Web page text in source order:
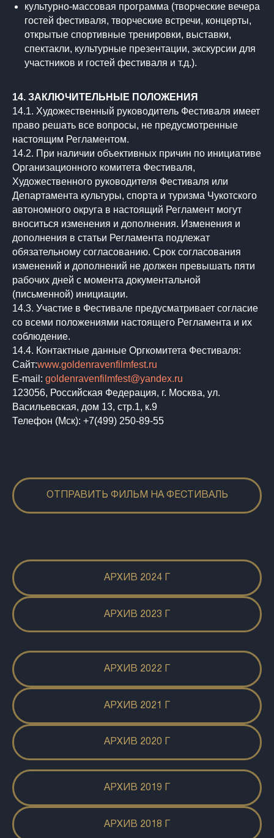
культурно-массовая программа (творческие вечера
гостей фестиваля, творческие встречи, концерты,
открытые спортивные тренировки, выставки,
спектакли, культурные презентации, экскурсии для
участников и гостей фестиваля и т.д.).
14. ЗАКЛЮЧИТЕЛЬНЫЕ ПОЛОЖЕНИЯ
14.1. Художественный руководитель Фестиваля имеет
право решать все вопросы, не предусмотренные
настоящим Регламентом.
14.2. При наличии объективных причин по инициативе
Организационного комитета Фестиваля,
Художественного руководителя Фестиваля или
Департамента культуры, спорта и туризма Чукотского
автономного округа в настоящий Регламент могут
вноситься изменения и дополнения. Изменения и
дополнения в статьи Регламента подлежат
обязательному согласованию. Срок согласования
изменений и дополнений не должен превышать пяти
рабочих дней с момента документальной
(письменной) инициации.
14.3. Участие в Фестивале предусматривает согласие
со всеми положениями настоящего Регламента и их
соблюдение.
14.4. Контактные данные Оргкомитета Фестиваля:
Сайт:www.goldenravenfilmfest.ru
E-mail: goldenravenfilmfest@yandex.ru
123056, Российская Федерация, г. Москва, ул.
Васильевская, дом 13, стр.1, к.9
Телефон (Мск): +7(499) 250-89-55
ОТПРАВИТЬ ФИЛЬМ НА ФЕСТИВАЛЬ
АРХИВ 2024 Г
АРХИВ 2023 Г
АРХИВ 2022 Г
АРХИВ 2021 Г
АРХИВ 2020 Г
АРХИВ 2019 Г
АРХИВ 2018 Г